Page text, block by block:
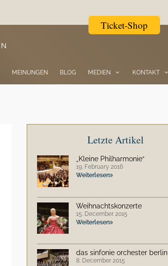
Ticket-Shop
MEINUNGEN BLOG MEDIEN KONTAKT
Letzte Artikel
„Kleine Philharmonie“
19. February 2016
Weiterlesen
Weihnachtskonzerte
15. December 2015
Weiterlesen
das sinfonie orchester berlin
8. December 2015